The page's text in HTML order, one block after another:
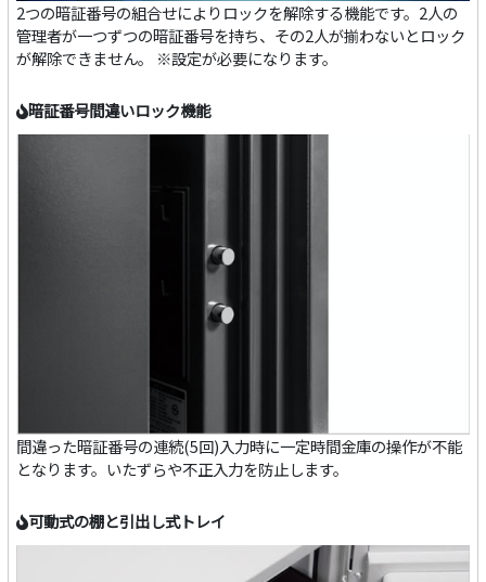
2つの暗証番号の組合せによりロックを解除する機能です。2人の
管理者が一つずつの暗証番号を持ち、その2人が揃わないとロック
が解除できません。 ※設定が必要になります。
暗証番号間違いロック機能
間違った暗証番号の連続(5回)入力時に一定時間金庫の操作が不能
となります。いたずらや不正入力を防止します。
可動式の棚と引出し式トレイ